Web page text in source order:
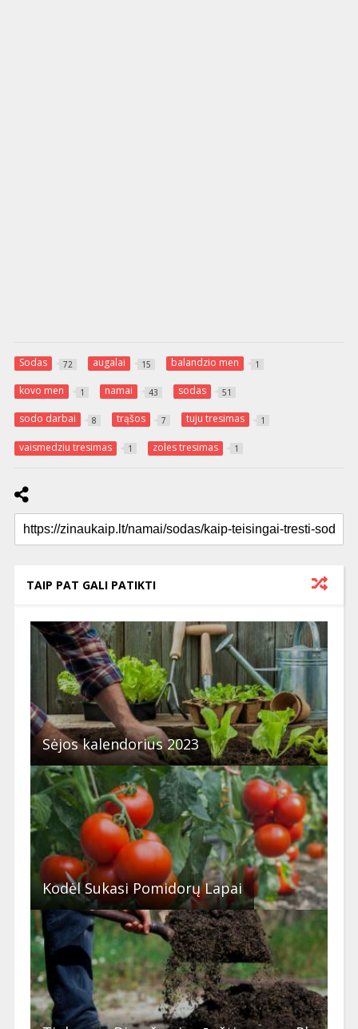
Sodas 72 augalai 15 balandzio men 1
kovo men 1 namai 43 sodas 51
sodo darbai 8 trąšos 7 tuju tresimas 1
vaismedziu tresimas 1 zoles tresimas 1
TAIP PAT GALI PATIKTI
Sėjos kalendorius 2023
Kodėl Sukasi Pomidorų Lapai